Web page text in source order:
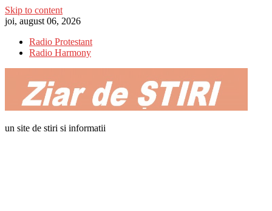
Skip to content
joi, august 06, 2026
Radio Protestant
Radio Harmony
un site de stiri si informatii